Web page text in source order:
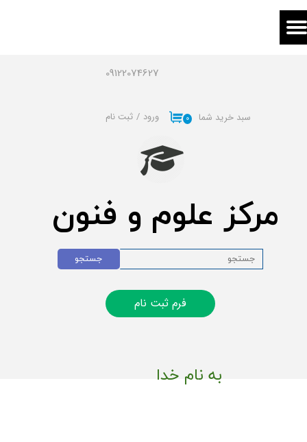
09122074627
مرکز علوم و فنون
۰ سبد خرید شما ورود / ثبت نام
حساب کاربری من
خروج از حساب کاربری
فرم ثبت نام
جستجو
به نام خدا